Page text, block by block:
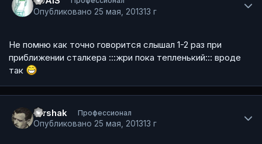
Опубликовано 25 мая, 201313 г
Не помню как точно говорится слышал 1-2 раз при
приближении сталкера :::жри пока тепленький::: вроде
так
rorshak Профессионал
Опубликовано 25 мая, 201313 г